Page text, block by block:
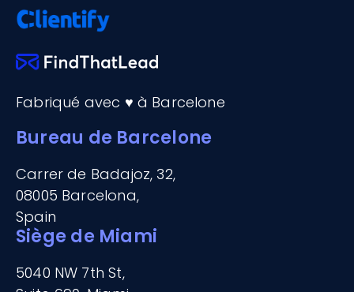
Fabriqué avec ♥ à Barcelone
Bureau de Barcelone
Carrer de Badajoz, 32,
08005 Barcelona,
Spain
Siège de Miami
5040 NW 7th St,